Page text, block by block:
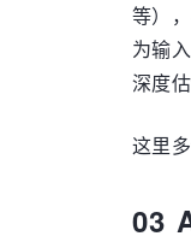
等）
为输
深度估
这里
03